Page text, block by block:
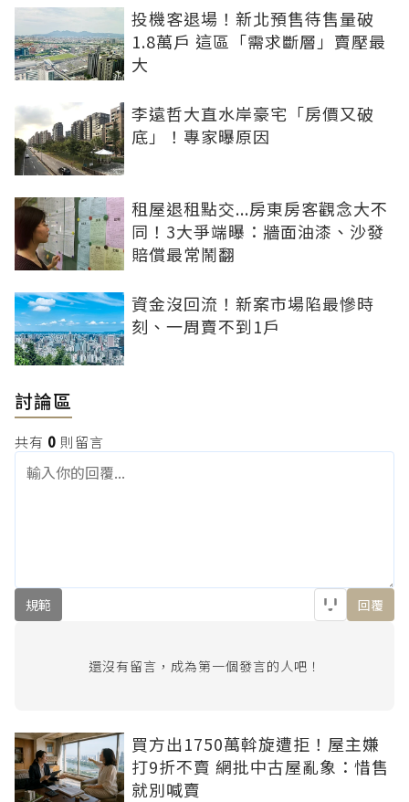
投機客退場！新北預售待售量破
1.8萬戶 這區「需求斷層」賣壓最
大
李遠哲大直水岸豪宅「房價又破
底」！專家曝原因
租屋退租點交...房東房客觀念大不
同！3大爭端曝：牆面油漆、沙發
賠償最常鬧翻
資金沒回流！新案市場陷最慘時
刻、一周賣不到1戶
討論區
共有 0 則留言
規範 回覆
還沒有留言，成為第一個發言的人吧！
買方出1750萬斡旋遭拒！屋主嫌
打9折不賣 網批中古屋亂象：惜售
就別喊賣